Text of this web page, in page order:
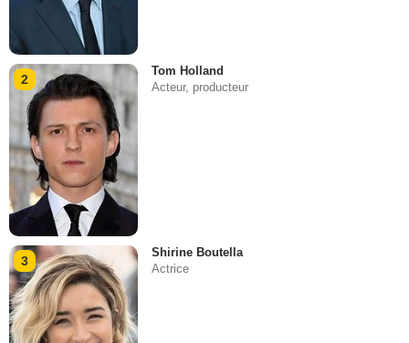
2
Tom Holland
Acteur, producteur
3
Shirine Boutella
Actrice